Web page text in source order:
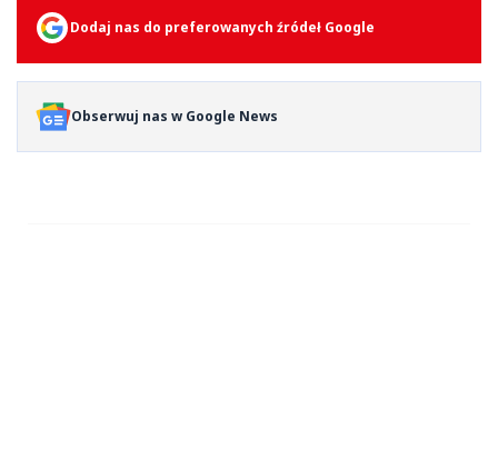
Dodaj nas do preferowanych źródeł Google
Obserwuj nas w Google News